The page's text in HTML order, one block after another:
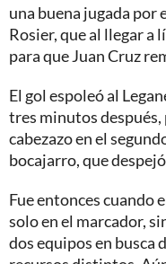
una buena jugada por
Rosier, que al llegar a
para que Juan Cruz
El gol espoleó al
tres minutos después,
cabezazo en el
bocajarro, que
Fue entonces cuando
solo en el marcador,
dos equipos en busca